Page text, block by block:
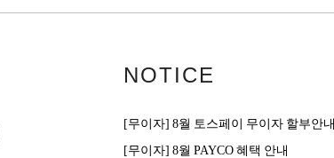
NOTICE
[무이자] 8월 토스페이 무이자 할부안내
[무이자] 8월 PAYCO 혜택 안내